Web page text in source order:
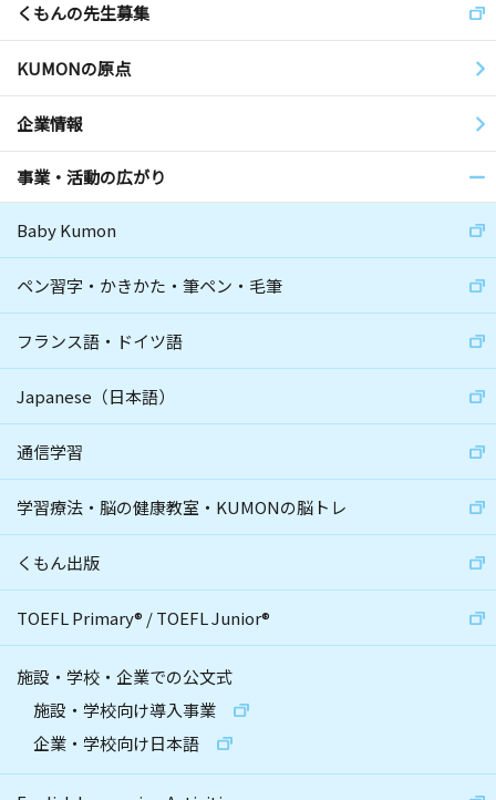
くもんの先生募集
KUMONの原点
企業情報
事業・活動の広がり
Baby Kumon
ペン習字・かきかた・筆ペン・毛筆
フランス語・ドイツ語
Japanese（日本語）
通信学習
学習療法・脳の健康教室・KUMONの脳トレ
くもん出版
TOEFL Primary® /TOEFL Junior®
施設・学校・企業での公文式
施設・学校向け導入事業
企業・学校向け日本語